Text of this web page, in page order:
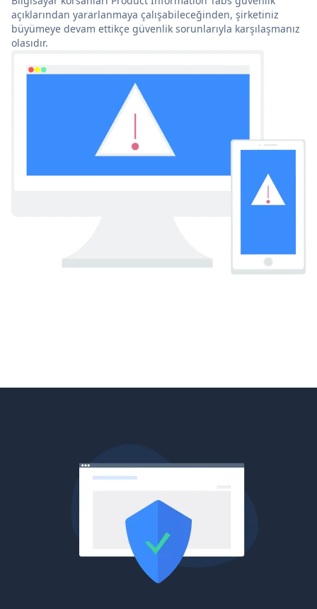
açıklarından yararlanmaya çalışabileceğinden, şirketiniz
büyümeye devam ettikçe güvenlik sorunlarıyla karşılaşmanız
olasıdır.